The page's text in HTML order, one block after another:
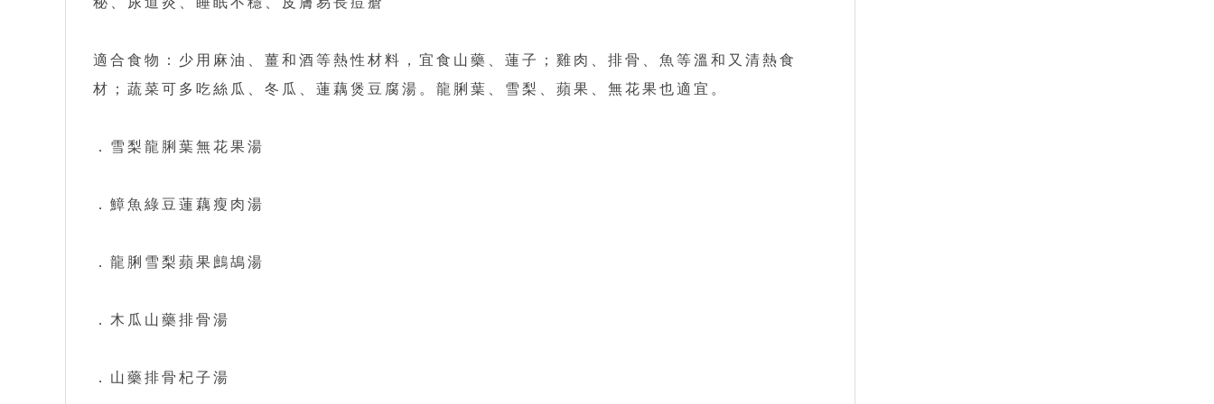
適合食物：少用麻油、薑和酒等熱性材料，宜食山藥、蓮子；雞肉、排骨、魚等溫和又清熱食
材；蔬菜可多吃絲瓜、冬瓜、蓮藕煲豆腐湯。龍脷葉、雪梨、蘋果、無花果也適宜。
．雪梨龍脷葉無花果湯
．鱆魚綠豆蓮藕瘦肉湯
．龍脷雪梨蘋果鷓鴣湯
．木瓜山藥排骨湯
．山藥排骨杞子湯